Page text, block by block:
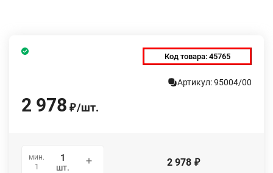
Код товара: 45765
Артикул: 95004/00
2 978 ₽/шт.
мин.
1
шт. 2 978 ₽